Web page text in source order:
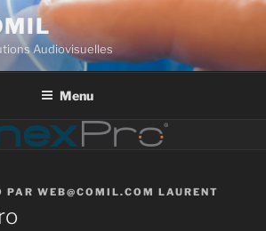
Audiovisuelles
Menu
PAR WEB@COMIL.COM LAURENT